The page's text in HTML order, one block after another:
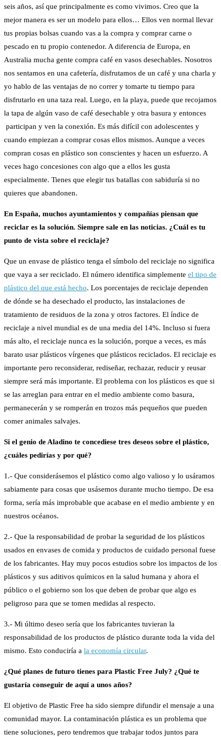
seis años, así que principalmente es como vivimos. Creo que la
mejor manera es ser un modelo para ellos… Ellos ven normal llevar
tus propias bolsas cuando vas a la compra y comprar carne o
pescado en tu propio contenedor. A diferencia de Europa, en
Australia mucha gente compra café en vasos desechables. Nosotros
nos sentamos en una cafetería, disfrutamos de un café y una charla y
yo hablo de las ventajas de no correr y tomarte tu tiempo para
disfrutarlo en una taza real. Luego, en la playa, puede que recojamos
la tapa de algún vaso de café desechable y otra basura y entonces
participan y ven la conexión. Es más difícil con adolescentes y
cuando empiezan a comprar cosas ellos mismos. Aunque a veces
compran cosas en plástico son conscientes y hacen un esfuerzo. A
veces hago concesiones con algo que a ellos les gusta
especialmente. Tienes que elegir tus batallas con sabiduría si no
quieres que abandonen.
En España, muchos ayuntamientos y compañías piensan que
reciclar es la solución. Siempre sale en las noticias. ¿Cuál es tu
punto de vista sobre el reciclaje?
Que un envase de plástico tenga el símbolo del reciclaje no significa
que vaya a ser reciclado. El número identifica simplemente el tipo de
plástico del que está hecho. Los porcentajes de reciclaje dependen
de dónde se ha desechado el producto, las instalaciones de
tratamiento de residuos de la zona y otros factores. El índice de
reciclaje a nivel mundial es de una media del 14%. Incluso si fuera
más alto, el reciclaje nunca es la solución, porque a veces, es más
barato usar plásticos vírgenes que plásticos reciclados. El reciclaje es
importante pero reconsiderar, rediseñar, rechazar, reducir y reusar
siempre será más importante. El problema con los plásticos es que si
se las arreglan para entrar en el medio ambiente como basura,
permanecerán y se romperán en trozos más pequeños que pueden
comer animales salvajes.
Si el genio de Aladino te concediese tres deseos sobre el plástico,
¿cuáles pedirías y por qué?
1.- Que considerásemos el plástico como algo valioso y lo usáramos
sabiamente para cosas que usásemos durante mucho tiempo. De esa
forma, sería más improbable que acabase en el medio ambiente y en
nuestros océanos.
2.- Que la responsabilidad de probar la seguridad de los plásticos
usados en envases de comida y productos de cuidado personal fuese
de los fabricantes. Hay muy pocos estudios sobre los impactos de los
plásticos y sus aditivos químicos en la salud humana y ahora el
público o el gobierno son los que deben de probar que algo es
peligroso para que se tomen medidas al respecto.
3.- Mi último deseo sería que los fabricantes tuvieran la
responsabilidad de los productos de plástico durante toda la vida del
mismo. Esto conduciría a la economía circular.
¿Qué planes de futuro tienes para Plastic Free July? ¿Qué te
gustaría conseguir de aquí a unos años?
El objetivo de Plastic Free ha sido siempre difundir el mensaje a una
comunidad mayor. La contaminación plástica es un problema que
tiene soluciones, pero tendremos que trabajar todos juntos para